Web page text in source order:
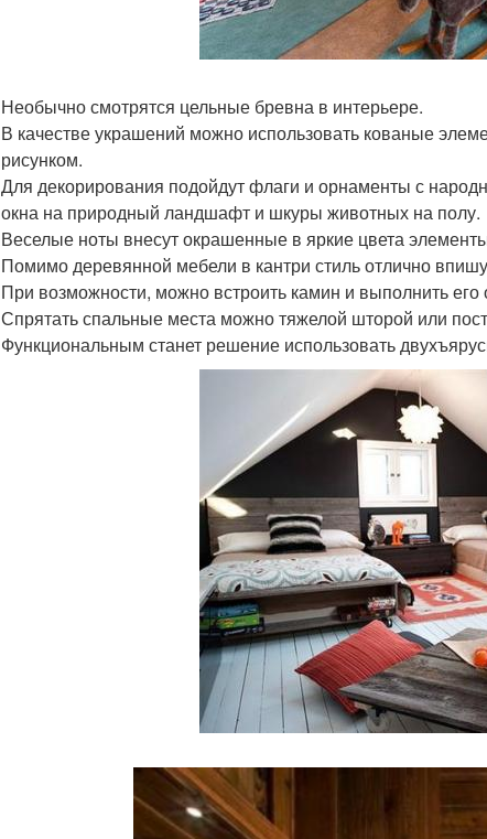
Необычно смотрятся цельные бревна в интерьере.
В качестве украшений можно использовать кованые
рисунком.
Для декорирования подойдут флаги и орнаменты с
окна на природный ландшафт и шкуры животных на полу.
Веселые ноты внесут окрашенные в яркие цвета
Помимо деревянной мебели в кантри стиль отлично
При возможности, можно встроить камин и выполнить его
Спрятать спальные места можно тяжелой шторой или
Функциональным станет решение использовать